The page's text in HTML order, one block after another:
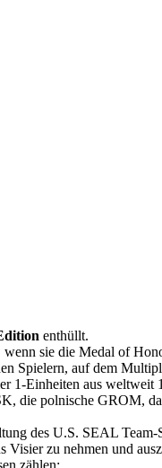
enthüllt.
wenn sie die Medal of
Spielern, auf dem
1-Einheiten aus
die polnische GROM,
des U.S. SEAL
zu nehmen und
zählen: